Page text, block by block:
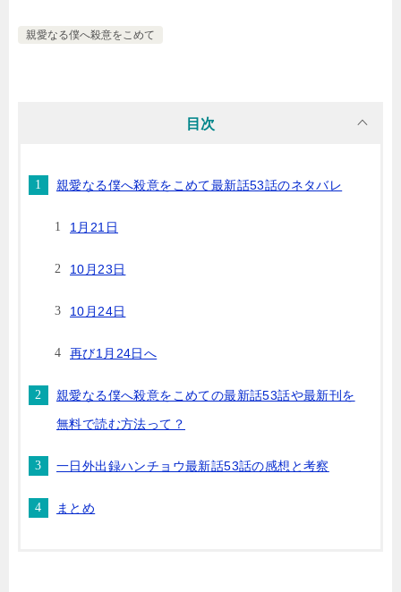
親愛なる僕へ殺意をこめて
目次
親愛なる僕へ殺意をこめて最新話53話のネタバレ
1月21日
10月23日
10月24日
再び1月24日へ
親愛なる僕へ殺意をこめての最新話53話や最新刊を
無料で読む方法って？
一日外出録ハンチョウ最新話53話の感想と考察
まとめ